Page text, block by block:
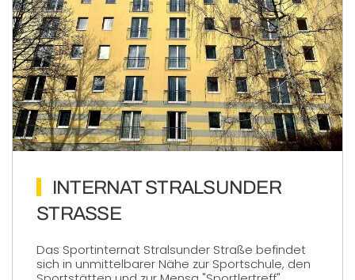
INTERNAT STRALSUNDER
STRASSE
Das Sportinternat Stralsunder Straße befindet
sich in unmittelbarer Nähe zur Sportschule, den